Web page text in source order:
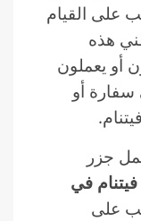
على القيام
هذه
أو يعملون
سفارة أو
جزر
في
على